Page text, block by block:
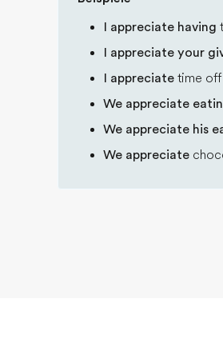
I appreciate having
I appreciate your
I appreciate time
We appreciate
We appreciate his
We appreciate